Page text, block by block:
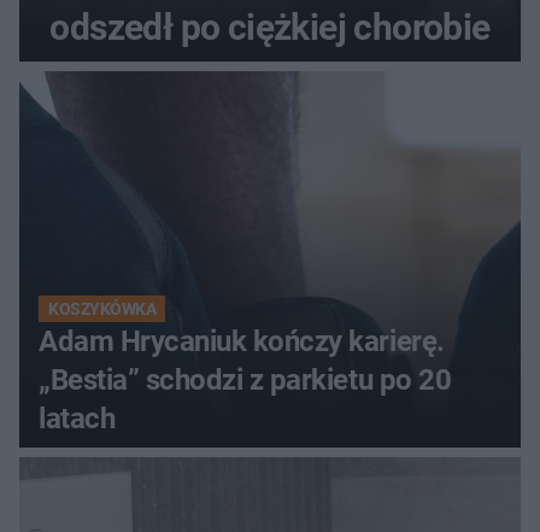
odszedł po ciężkiej chorobie
KOSZYKÓWKA
Adam Hrycaniuk kończy karierę.
„Bestia” schodzi z parkietu po 20
latach